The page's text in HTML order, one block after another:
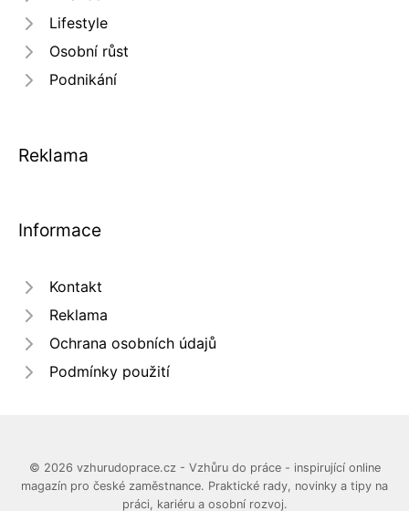
Lifestyle
Osobní růst
Podnikání
Reklama
Informace
Kontakt
Reklama
Ochrana osobních údajů
Podmínky použití
© 2026 vzhurudoprace.cz - Vzhůru do práce - inspirující online
magazín pro české zaměstnance. Praktické rady, novinky a tipy na
práci, kariéru a osobní rozvoj.